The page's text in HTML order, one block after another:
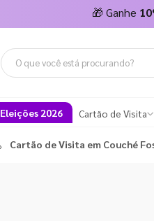
🎁 Ganhe
Eleições 2026 Cartão de Visita
Cartão de Visita em Couché